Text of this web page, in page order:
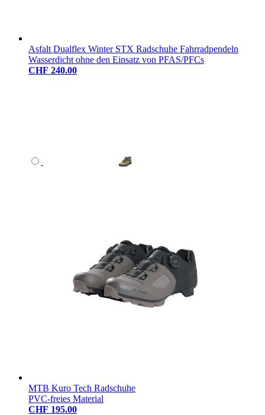
Asfalt Dualflex Winter STX Radschuhe Fahrradpendeln
Wasserdicht ohne den Einsatz von PFAS/PFCs
CHF 240.00
MTB Kuro Tech Radschuhe
PVC-freies Material
CHF 195.00